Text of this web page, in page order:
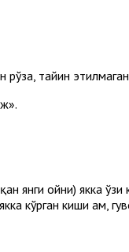
рўза, тайин
янги ойни) якка
кўрган киши ҳам,